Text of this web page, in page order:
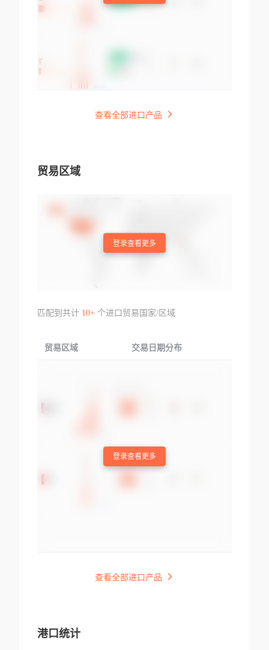
查看全部进口产品
贸易区域
登录查看更多
匹配到共计 10+个进口贸易国家/区域
贸易区域 交易日期分布
登录查看更多
查看全部进口产品
港口统计